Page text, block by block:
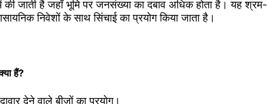
की जाती है जहाँ भूमि पर जनसंख्या का दबाव अधिक होता है। यह श्रम-
निवेशों के साथ सिंचाई का प्रयोग किया जाता है।
हैं?
देने वाले बीजों का प्रयोग।